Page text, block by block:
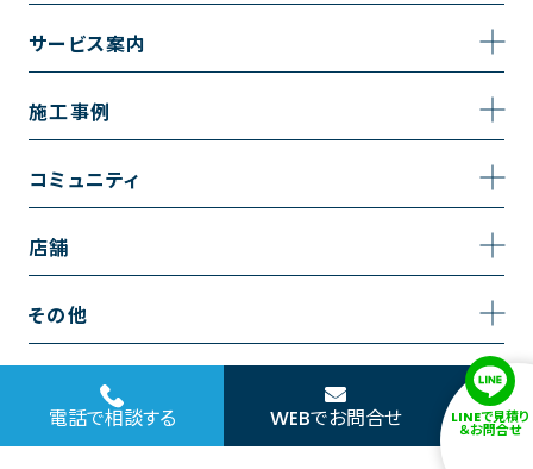
採用情報
トイレのリフォーム
キッチンのリフォーム
リノベーション
内装のリフォーム
水回りのリフォーム
外壁のリフォーム
サービス案内
サービスの流れ
施工事例
施工事例一覧
お風呂の施工事例
洗面の施工事例
コミュニティ
コミュニティ
お知らせ
店舗
越谷店
浦和店
その他
お問い合わせ
サイトポリシー
電話で相談する WEBでお問合せ LINEで見積り
＆お問合せ